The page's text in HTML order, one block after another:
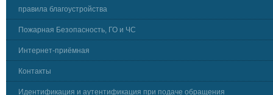
правила благоустройства
Пожарная Безопасность, ГО и ЧС
Интернет-приёмная
Контакты
Идентификация и аутентификация при подаче обращения